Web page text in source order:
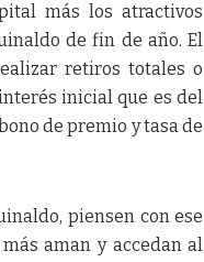
más los atractivos
de fin de año. El
retiros totales o
inicial que es del
de premio y tasa de
piensen con ese
aman y accedan al